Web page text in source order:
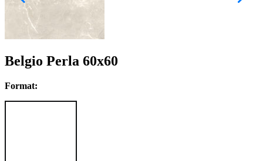
Belgio Perla 60x60
Format: